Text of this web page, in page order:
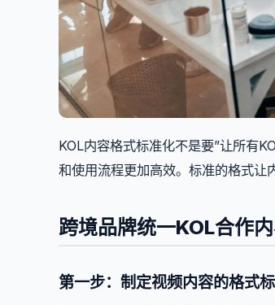
KOL内容格式标准化不是要”让所有
和使用流程更加高效。标准的格式让
跨境品牌统一KOL合作
第一步：制定视频内容的格式